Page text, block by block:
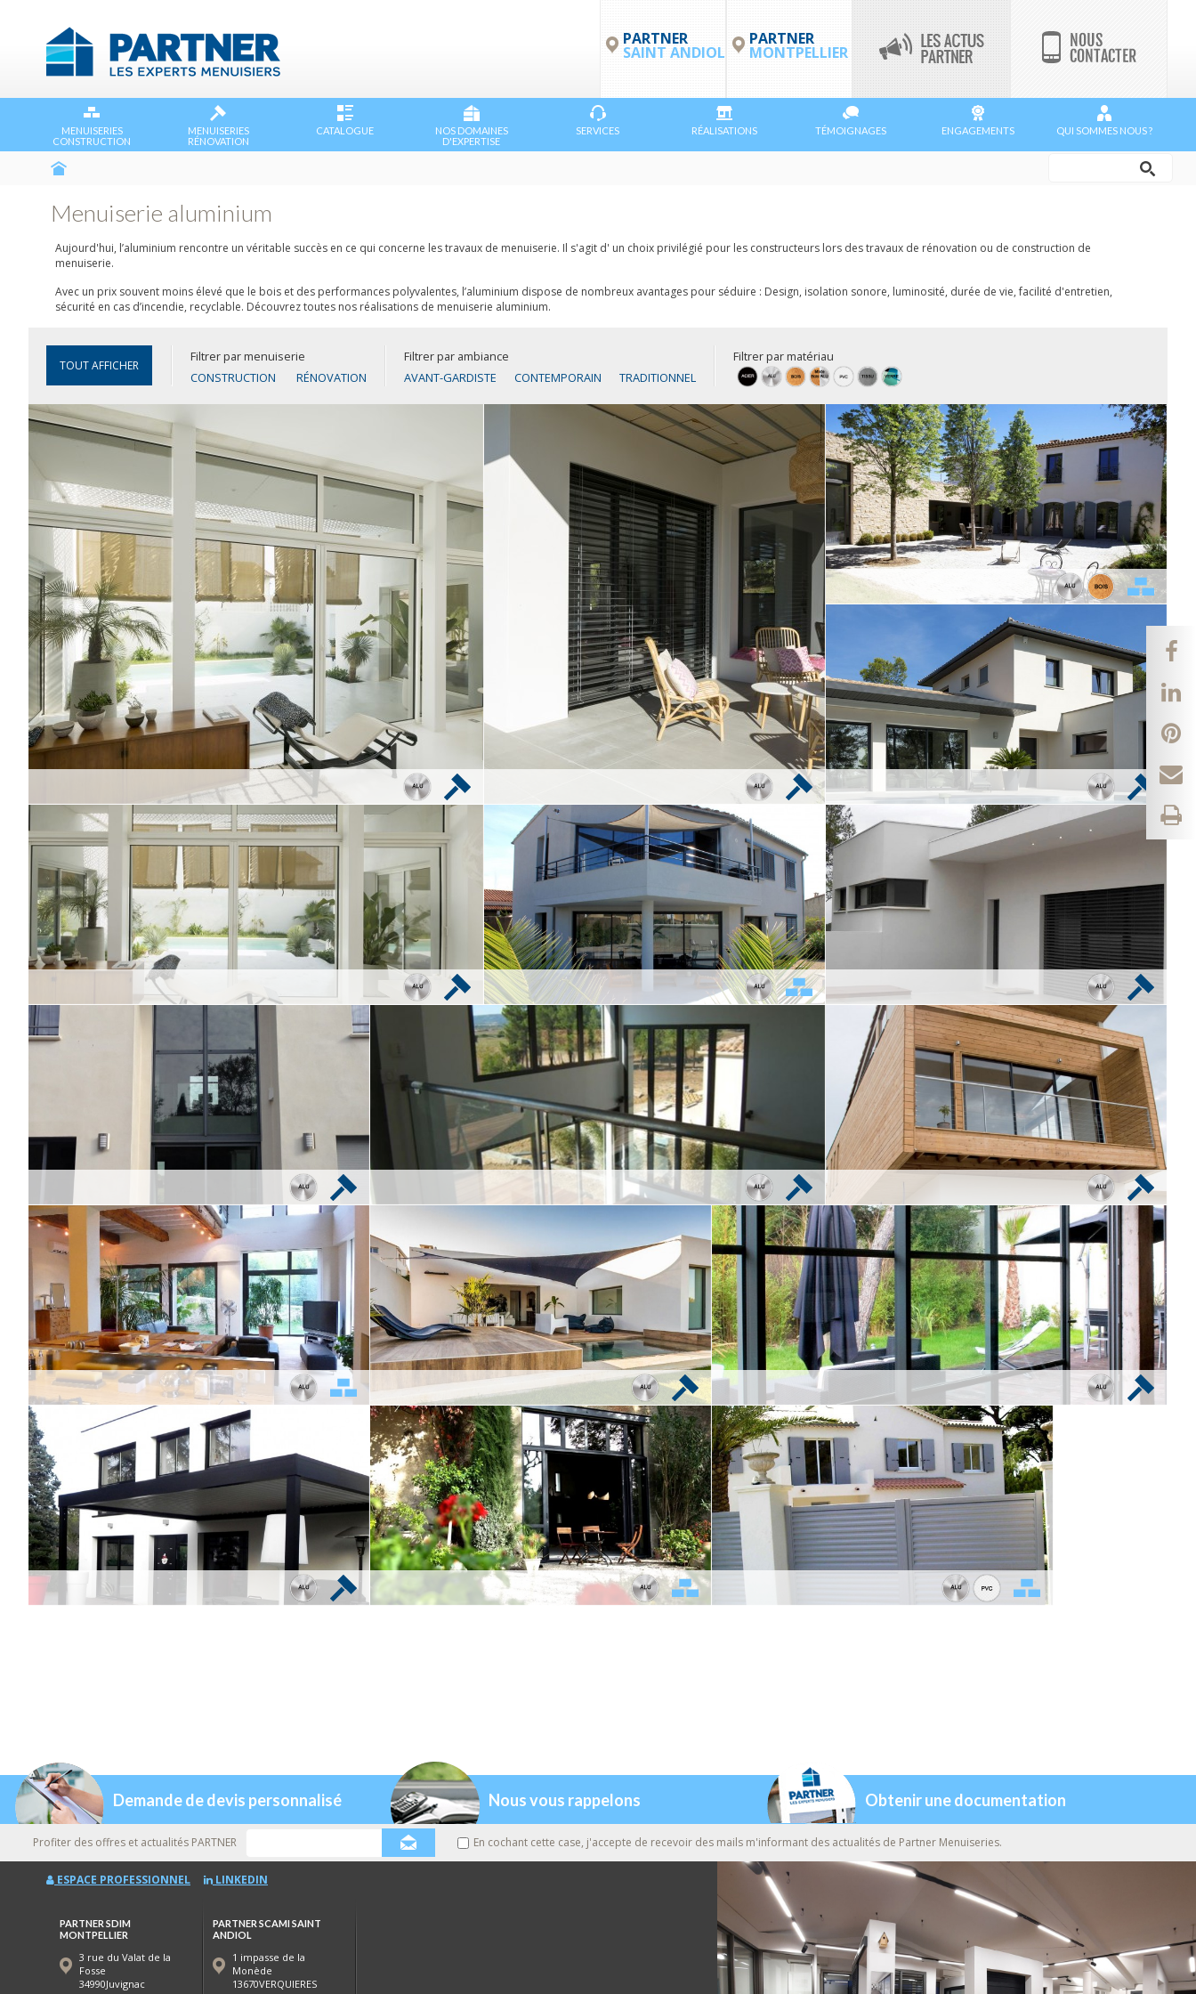
PARTNER
MONTPELLIER
PARTNER
SAINT ANDIOL
MENUISERIES
CONSTRUCTION
MENUISERIES
RÉNOVATION
CATALOGUE
NOS DOMAINES
D'EXPERTISE
SERVICES RÉALISATIONS TÉMOIGNAGES ENGAGEMENTS QUI SOMMES NOUS ?
recherche
Menuiserie aluminium
Aujourd'hui, l’aluminium rencontre un véritable succès en ce qui concerne les travaux de menuiserie. Il s'agit d' un choix privilégié pour les constructeurs lors des travaux de rénovation ou de construction de
menuiserie.
Avec un prix souvent moins élevé que le bois et des performances polyvalentes, l’aluminium dispose de nombreux avantages pour séduire : Design, isolation sonore, luminosité, durée de vie, facilité d'entretien,
sécurité en cas d’incendie, recyclable. Découvrez toutes nos réalisations de menuiserie aluminium.
TOUT AFFICHER
Filtrer par menuiserie
CONSTRUCTION
RÉNOVATION
Filtrer par ambiance
AVANT-GARDISTE
CONTEMPORAIN TRADITIONNEL
Filtrer par matériau
Demande de devis personnalisé Nous vous rappelons Obtenir une documentation
Profiter des offres et actualités PARTNER En cochant cette case, j'accepte de recevoir des mails m'informant des actualités de Partner Menuiseries.
ESPACE PROFESSIONNEL LINKEDIN
PARTNER SDIM
MONTPELLIER
3 rue du Valat de la
Fosse
34990Juvignac
PARTNER SCAMI SAINT
ANDIOL
1 impasse de la
Monède
13670VERQUIERES